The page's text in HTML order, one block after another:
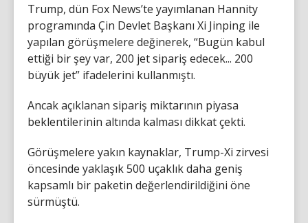
Trump, dün Fox News’te yayımlanan Hannity
programında Çin Devlet Başkanı Xi Jinping ile
yapılan görüşmelere değinerek, “Bugün kabul
ettiği bir şey var, 200 jet sipariş edecek... 200
büyük jet” ifadelerini kullanmıştı.
Ancak açıklanan sipariş miktarının piyasa
beklentilerinin altında kalması dikkat çekti.
Görüşmelere yakın kaynaklar, Trump-Xi zirvesi
öncesinde yaklaşık 500 uçaklık daha geniş
kapsamlı bir paketin değerlendirildiğini öne
sürmüştü.